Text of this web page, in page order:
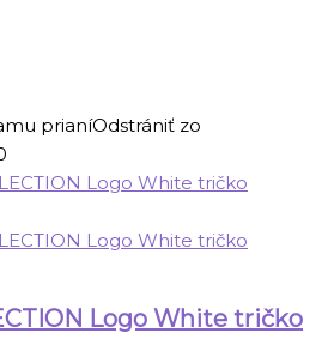
prianíOdstrániť zo
Logo White tričko